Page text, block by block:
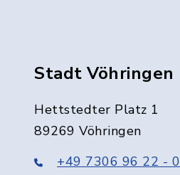
Stadt Vöhringen
Hettstedter Platz 1
89269 Vöhringen
+49 7306 96 22 - 0